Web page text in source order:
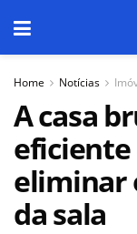
Home Notícias
A casa
eliminar
da sala